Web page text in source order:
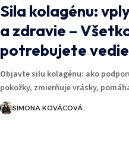
Sila kolagénu:
a zdravie –
potrebujete
Objavte silu kolagénu: ako
pokožky, zmierňuje vrásky,
SIMONA KOVÁCOVÁ